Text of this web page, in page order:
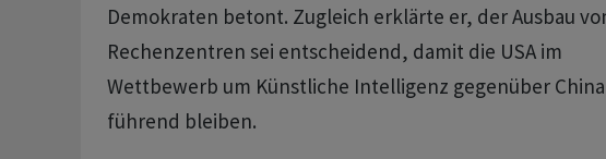
Demokraten betont. Zugleich erklärte er, der Ausbau
Rechenzentren sei entscheidend, damit die USA im
Wettbewerb um Künstliche Intelligenz gegenüber China
führend bleiben.